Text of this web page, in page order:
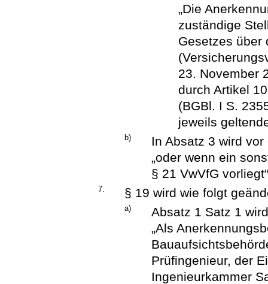
„Die
zuständige
Gesetzes über
23. November
durch Artikel
(BGBl. I S.
jeweils
b)
In Absatz 3 wird
„oder wenn ein
§ 21 VwVfG
7. § 19 wird wie folgt
a)
Absatz 1 Satz 1
„Als
Prüfingenieur, der
Ingenieurkammer